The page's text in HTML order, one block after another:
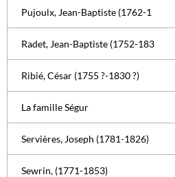
Pujoulx, Jean-Baptiste (1762-1
Radet, Jean-Baptiste (1752-183
Ribié, César (1755 ?-1830 ?)
La famille Ségur
Servières, Joseph (1781-1826)
Sewrin, (1771-1853)